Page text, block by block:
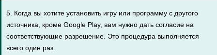
5. Когда вы хотите установить игру или программу с другого
источника, кроме Google Play, вам нужно дать согласие на
соответствующие разрешение. Это процедура выполняется
всего один раз.